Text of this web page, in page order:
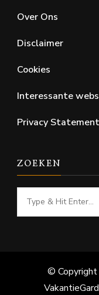
Over Ons
Disclaimer
Cookies
Interessante
Privacy Statement
ZOEKEN
Looking
for
©